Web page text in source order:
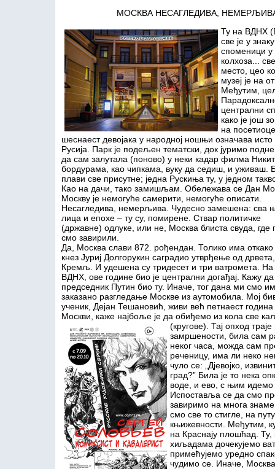
МОСКВА НЕСАГЛЕДИВА,
Ту на ВДНХ
све је у
споменици у
колхоза...
место, цео
музеј је на
Међутим,
централни
како је још
на
шеснаест девојака у народној ношњи означава
Русија. Парк је подељен тематски, док јуримо
да сам залутала (поново) у неки кадар филма
бордурама, као чипкама, вуку да седиш, и уживаш.
плави све присутне; једна Рускиња ту, у једном
Као на дачи, тако замишљам. Обележава се Дан
Москву је немогуће самерити, немогуће описати.
Несагледива, немерљива. Чудесно замешена: сва
лица и епохе – ту су, помирене. Ствар политичке
(државне) одлуке, или не, Москва блиста свуда, где
смо завирили.
Да, Москва слави 872. рођендан. Толико има откако
кнез Јуриј Долгорукин саградио утврђење од дрвета,
Кремљ. И удешена су тридесет и три ватромета. На
ВДНХ, ове године био је централни догађај. Кажу да
председник Путин био ту. Иначе, тог дана ми смо
заказано разгледање Москве из аутомобила. Мој
ученик, Дејан Тешановић, живи већ петнаест година
Москви, каже најбоље је да обиђемо из кола све
(кругове). Тај опход
замршености, била сам
неког часа, можда сам
реченицу, има ли неко
чуло се: „Дјевојко,
град?” Била је то нека
воде, и ево, с њим идемо
Испоставља се да смо
завиримо на многа
смо све то стигле, на
књижевности. Међутим,
на Краснају плошћад. Ту,
хиљадама дочекујемо
примећујемо уредно
чудимо се. Иначе,